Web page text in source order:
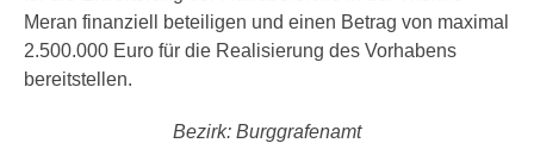
Meran finanziell beteiligen und einen Betrag von maximal
2.500.000 Euro für die Realisierung des Vorhabens
bereitstellen.
Bezirk: Burggrafenamt